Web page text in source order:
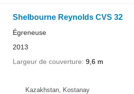
Shelbourne Reynolds CVS 32
Égreneuse
2013
Largeur de couverture 9,6 m
Kazakhstan, Kostanay